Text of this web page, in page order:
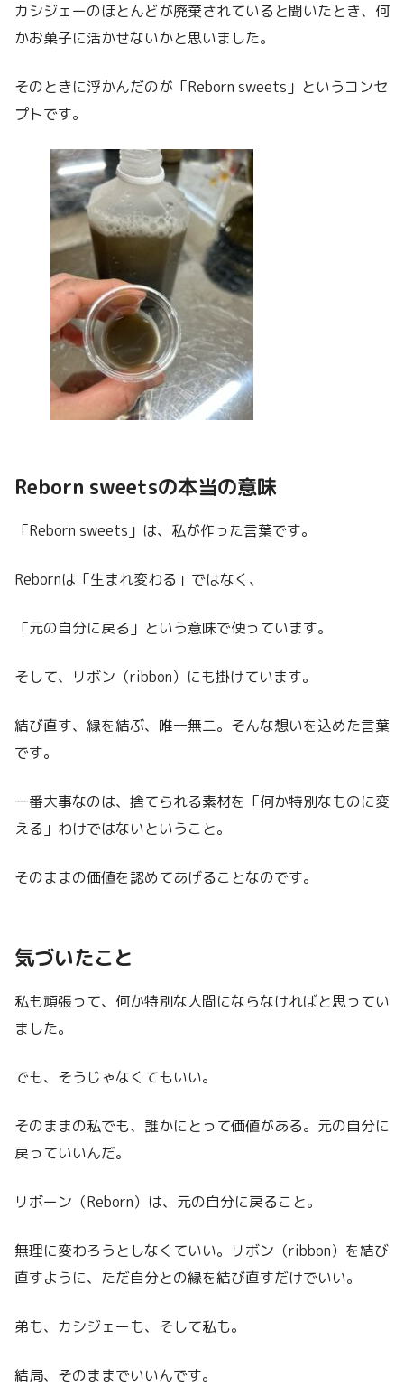
カシジェーのほとんどが廃棄されていると聞いたとき、何
かお菓子に活かせないかと思いました。
そのときに浮かんだのが「Reborn sweets」というコンセ
プトです。
Reborn sweetsの本当の意味
「Reborn sweets」は、私が作った言葉です。
Rebornは「生まれ変わる」ではなく、
「元の自分に戻る」という意味で使っています。
そして、リボン（ribbon）にも掛けています。
結び直す、縁を結ぶ、唯一無二。そんな想いを込めた言葉
です。
一番大事なのは、捨てられる素材を「何か特別なものに変
える」わけではないということ。
そのままの価値を認めてあげることなのです。
気づいたこと
私も頑張って、何か特別な人間にならなければと思ってい
ました。
でも、そうじゃなくてもいい。
そのままの私でも、誰かにとって価値がある。元の自分に
戻っていいんだ。
リボーン（Reborn）は、元の自分に戻ること。
無理に変わろうとしなくていい。リボン（ribbon）を結び
直すように、ただ自分との縁を結び直すだけでいい。
弟も、カシジェーも、そして私も。
結局、そのままでいいんです。